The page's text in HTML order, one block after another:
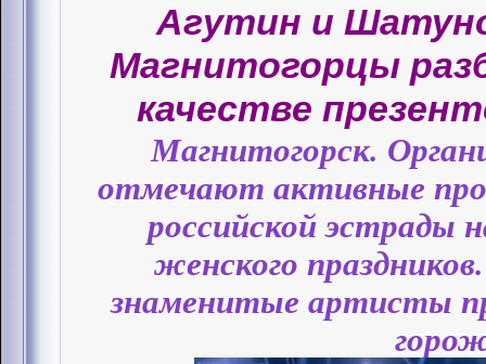
Агутин и
Магнитогорцы
качестве
Магнитогорск.
отмечают активные
российской эстрады
женского
знаменитые артисты